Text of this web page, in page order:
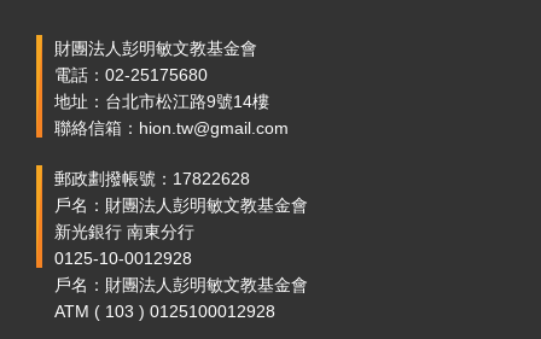
財團法人彭明敏文教基金會
電話：02-25175680
地址：台北市松江路9號14樓
聯絡信箱：hion.tw@gmail.com
郵政劃撥帳號：17822628
戶名：財團法人彭明敏文教基金會
新光銀行 南東分行
0125-10-0012928
戶名：財團法人彭明敏文教基金會
ATM ( 103 ) 0125100012928